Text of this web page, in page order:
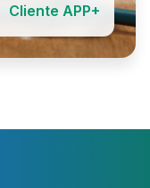
Cliente APP+